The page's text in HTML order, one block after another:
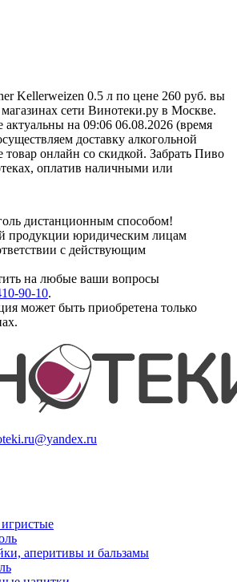
Kellerweizen 0.5 л по цене 260 руб. вы
сети Винотеки.ру в Москве.
на 09:06 06.08.2026 (время
доставку алкогольной
онлайн со скидкой. Забрать Пиво
оплатив наличными или
дистанционным способом!
продукции юридическим лицам
с действующим
на любые ваши вопросы
90-10.
может быть приобретена только
аперитивы и бальзамы